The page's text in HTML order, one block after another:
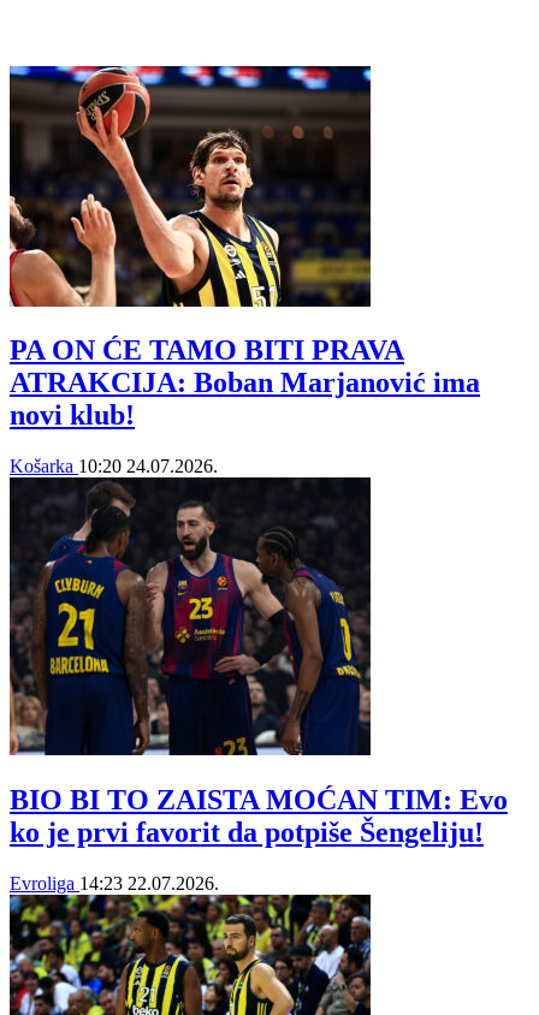
PA ON ĆE TAMO BITI PRAVA
ATRAKCIJA: Boban Marjanović ima
novi klub!
Košarka 10:20 24.07.2026.
BIO BI TO ZAISTA MOĆAN TIM: Evo
ko je prvi favorit da potpiše Šengeliju!
Evroliga 14:23 22.07.2026.